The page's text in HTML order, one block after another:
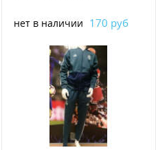
нет в наличии 170 руб